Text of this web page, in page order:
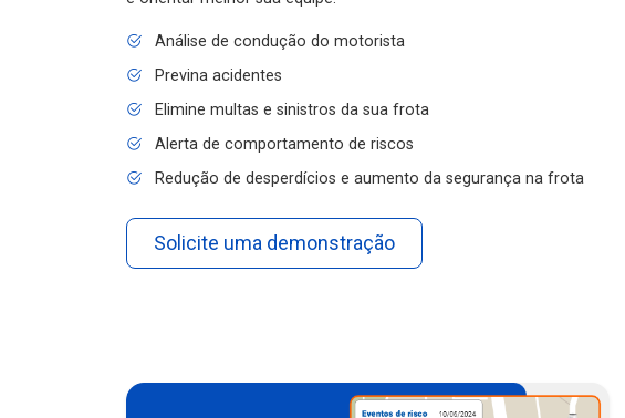
Análise de condução do motorista
Previna acidentes
Elimine multas e sinistros da sua frota
Alerta de comportamento de riscos
Redução de desperdícios e aumento da segurança na frota
Solicite uma demonstração